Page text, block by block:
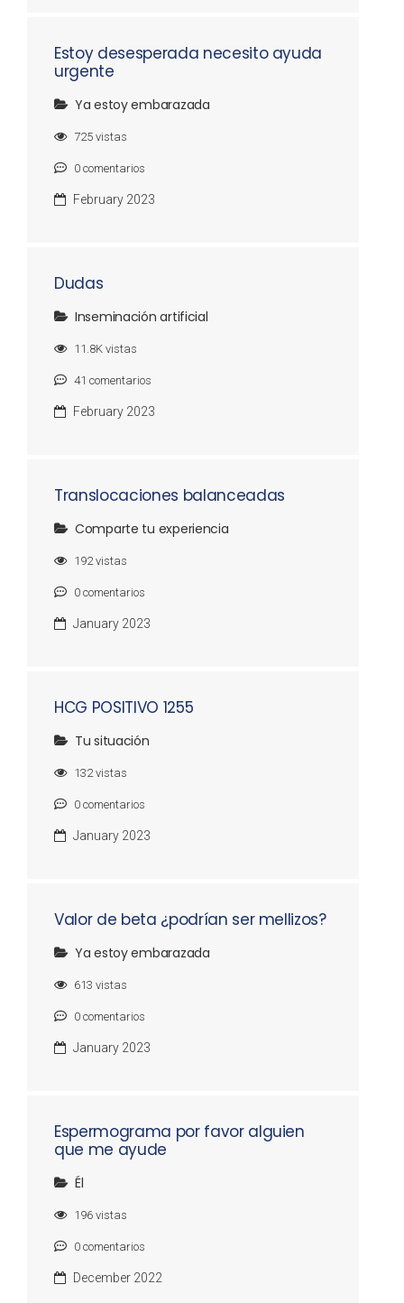
Estoy desesperada necesito ayuda
urgente
Ya estoy embarazada
725 vistas
0 comentarios
February 2023
Dudas
Inseminación artificial
11.8K vistas
41 comentarios
February 2023
Translocaciones balanceadas
Comparte tu experiencia
192vistas
0 comentarios
January 2023
HCG POSITIVO 1255
Tu situación
132vistas
0 comentarios
January 2023
Valor de beta ¿podrían ser mellizos?
Ya estoy embarazada
613 vistas
0 comentarios
January 2023
Espermograma por favor alguien
que me ayude
Él
196 vistas
0 comentarios
December 2022